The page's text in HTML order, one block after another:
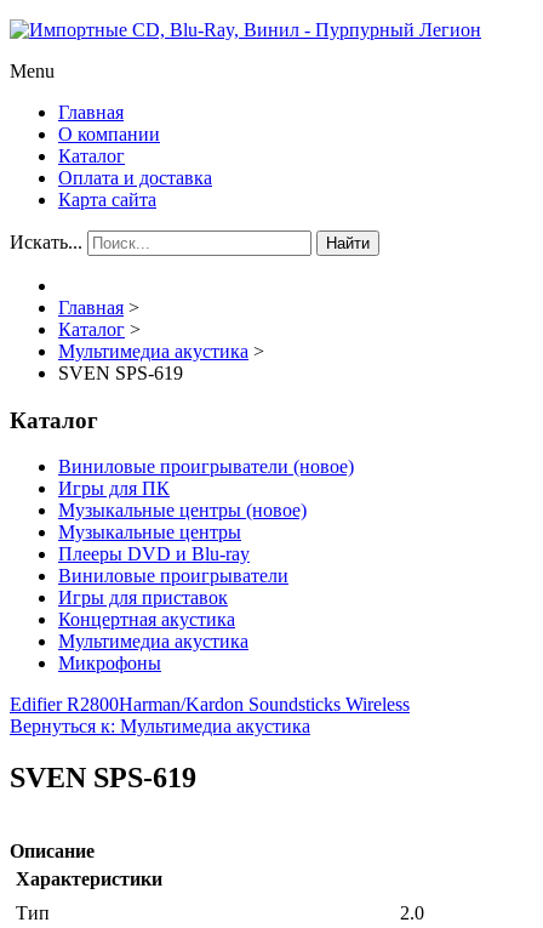
Menu
Главная
О компании
Каталог
Оплата и доставка
Карта сайта
Искать... Найти
Главная >
Каталог >
Мультимедиа акустика >
SVEN SPS-619
Каталог
Виниловые проигрыватели (новое)
Игры для ПК
Музыкальные центры (новое)
Музыкальные центры
Плееры DVD и Blu-ray
Виниловые проигрыватели
Игры для приставок
Концертная акустика
Мультимедиа акустика
Микрофоны
Edifier R2800Harman/Kardon Soundsticks Wireless
Вернуться к: Мультимедиа акустика
SVEN SPS-619
Описание
Характеристики
Тип
2.0